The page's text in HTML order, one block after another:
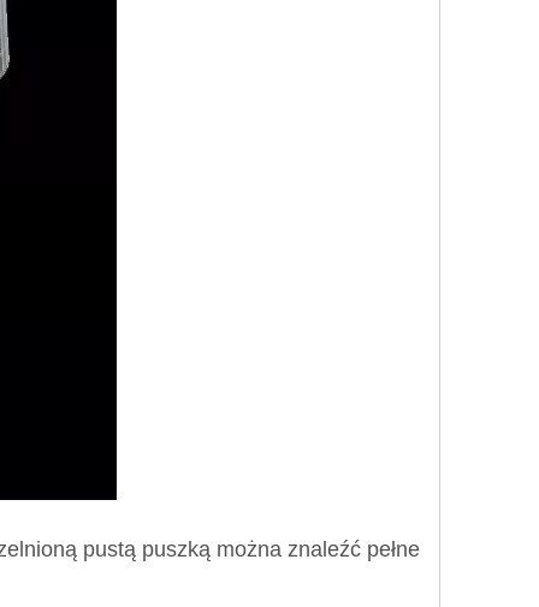
pustą puszką można znaleźć pełne